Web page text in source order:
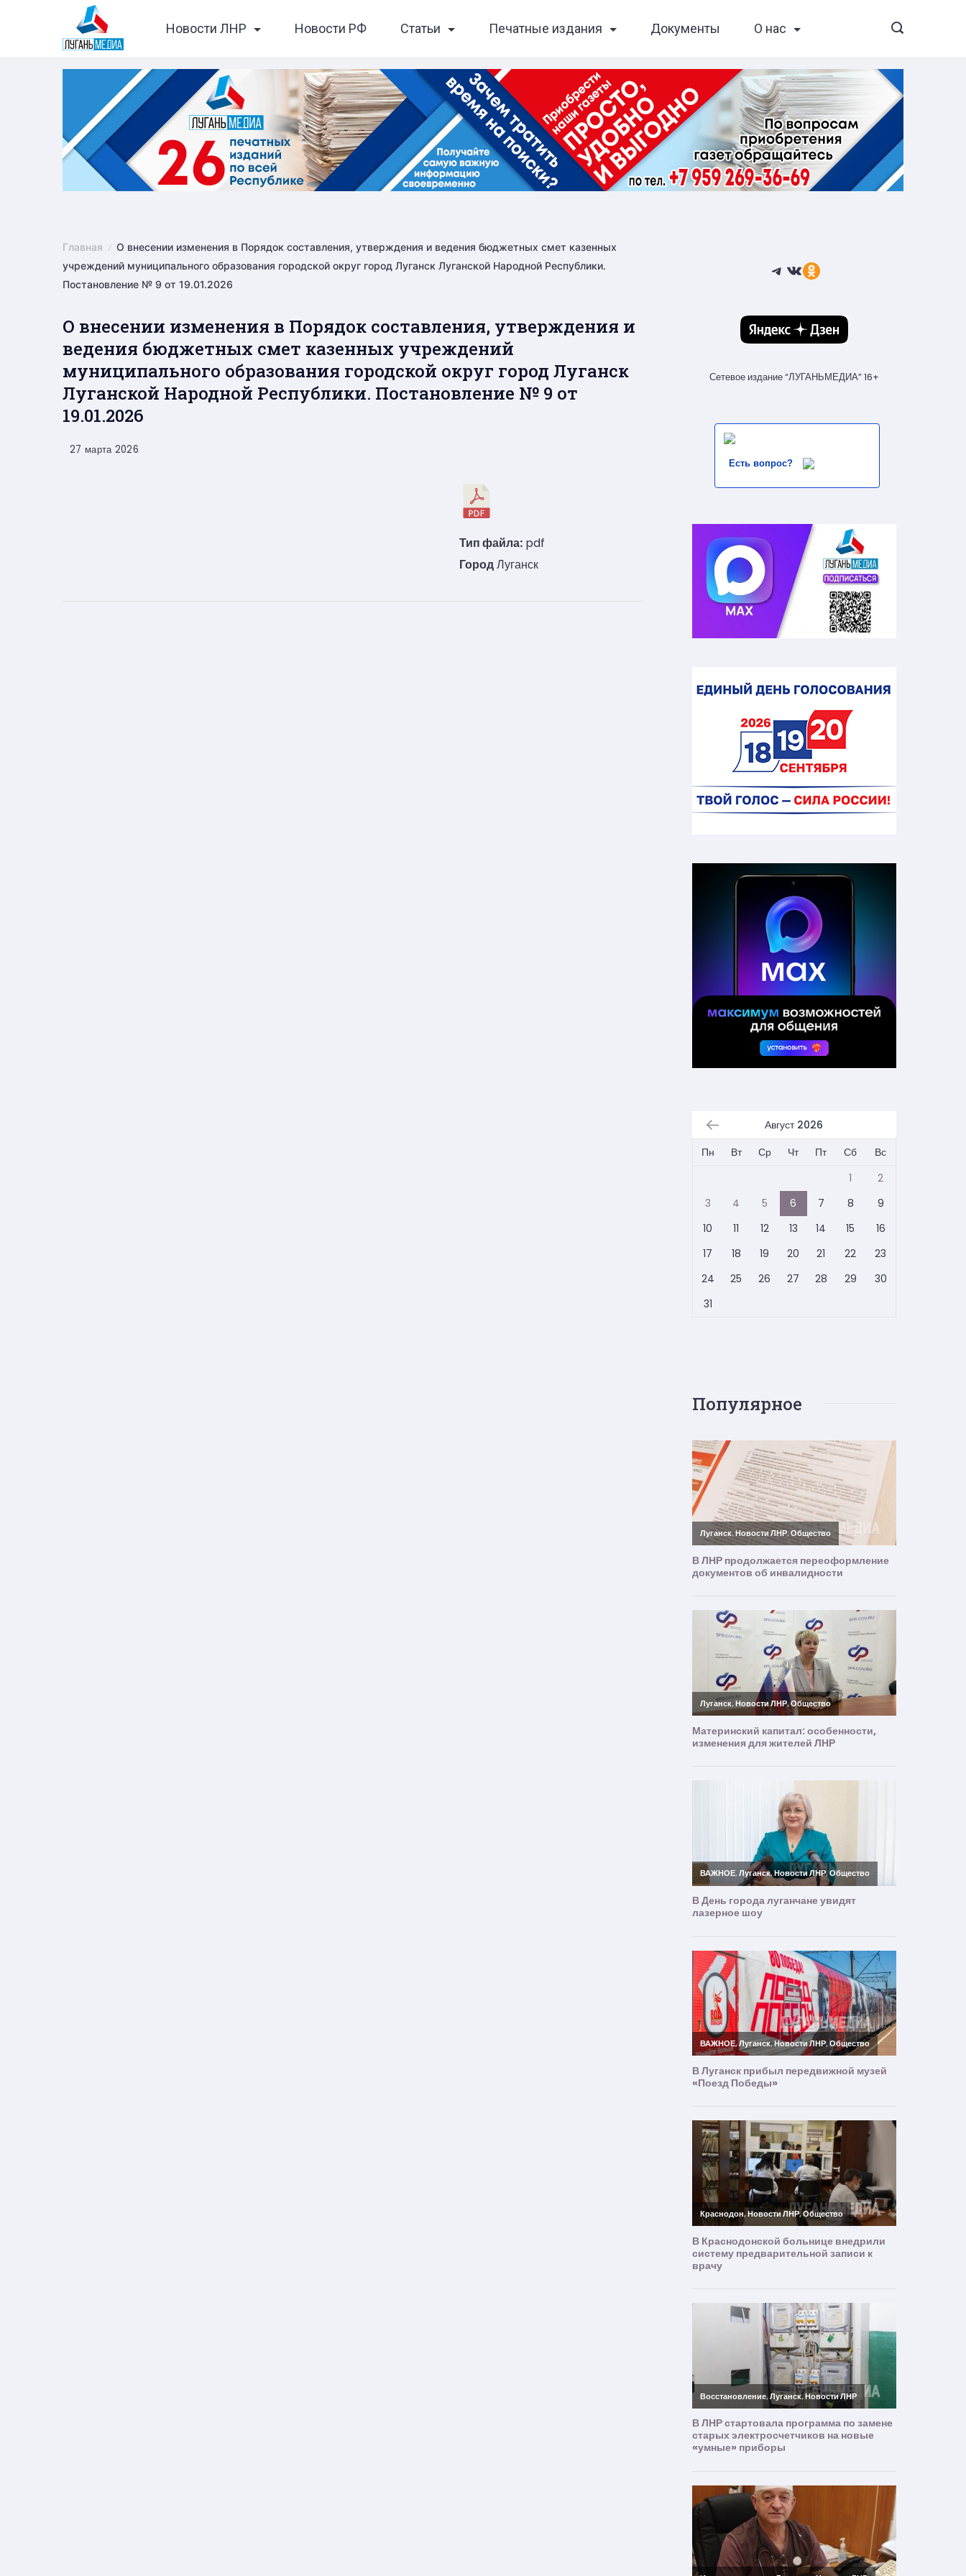
Новости ЛНР Новости РФ Статьи Печатные издания Документы О нас
Главная
О внесении изменения в Порядок составления, утверждения и ведения бюджетных смет казенных
учреждений муниципального образования городской округ город Луганск Луганской Народной Республики.
Постановление № 9 от 19.01.2026
О внесении изменения в Порядок составления, утверждения и
ведения бюджетных смет казенных учреждений
муниципального образования городской округ город Луганск
Луганской Народной Республики. Постановление № 9 от
19.01.2026
27 марта 2026
Тип файла: pdf
ГородЛуганск
Telegram
ВКонтакте
Ссылка
Сетевое издание “ЛУГАНЬМЕДИА” 16+
Есть вопрос?
Август 2026
Пн
Вт Ср Чт Пт Сб
Вс
1
2
3
4 5 6 7 8
9
10
11 12 13 14 15
16
17
18 19 20 21 22
23
24
25 26 27 28 29
30
31
Популярное